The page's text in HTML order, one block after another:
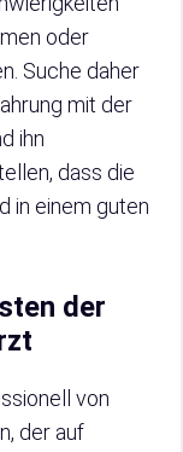
oder
Suche daher
mit der
ihn
dass die
in einem guten
der
von
der auf